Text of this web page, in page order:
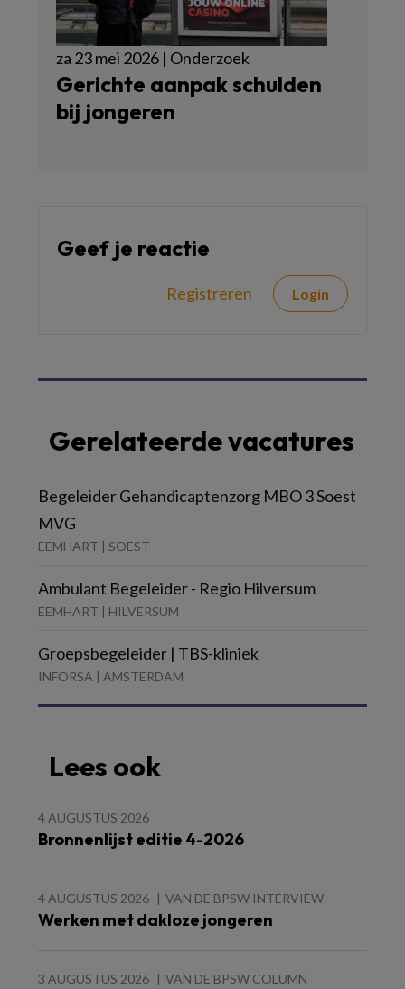
za 23 mei 2026 | Onderzoek
Gerichte aanpak schulden
bij jongeren
Geef je reactie
Registreren Login
Gerelateerde vacatures
Begeleider Gehandicaptenzorg MBO 3 Soest
MVG
EEMHART | SOEST
Ambulant Begeleider - Regio Hilversum
EEMHART | HILVERSUM
Groepsbegeleider | TBS-kliniek
INFORSA | AMSTERDAM
Lees ook
4 AUGUSTUS 2026
Bronnenlijst editie 4-2026
4 AUGUSTUS 2026 VAN DE BPSW INTERVIEW
Werken met dakloze jongeren
3 AUGUSTUS 2026 VAN DE BPSW COLUMN